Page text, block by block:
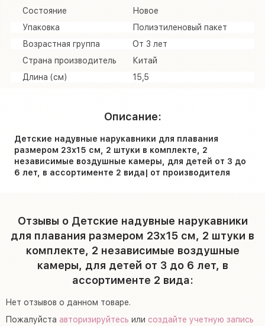
Состояние
Новое
Упаковка
Полиэтиленовый пакет
Возрастная группа
От 3 лет
Страна производитель
Китай
Длина (см)
15,5
Описание:
Детские надувные нарукавники для плавания
размером 23х15 см, 2 штуки в комплекте, 2
независимые воздушные камеры, для детей от 3 до
6 лет, в ассортименте 2 вида| от производителя
Отзывы о Детские надувные нарукавники
для плавания размером 23х15 см, 2 штуки в
комплекте, 2 независимые воздушные
камеры, для детей от 3 до 6 лет, в
ассортименте 2 вида:
Нет отзывов о данном товаре.
Пожалуйста авторизируйтесь или создайте учетную запись